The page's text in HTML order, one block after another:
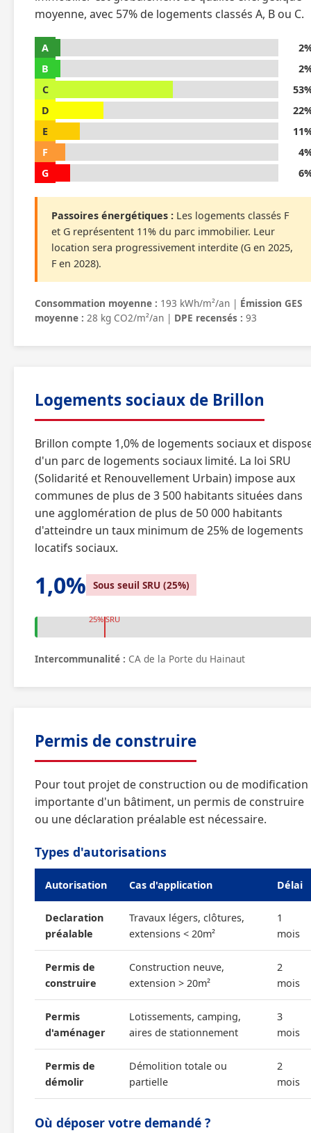
moyenne, avec 57% de logements classés A, B ou C.
A
B
C
D
E
F
G
Passoires énergétiques : Les logements classés F
et G représentent 11% du parc immobilier. Leur
location sera progressivement interdite (G en 2025,
F en 2028).
Consommation moyenne : 193 kWh/m²/an | Émission GES
moyenne : 28 kg CO2/m²/an | DPE recensés : 93
Logements sociaux de Brillon
Brillon compte 1,0% de logements sociaux et
d'un parc de logements sociaux limité. La loi SRU
(Solidarité et Renouvellement Urbain) impose aux
communes de plus de 3 500 habitants situées dans
une agglomération de plus de 50 000 habitants
d'atteindre un taux minimum de 25% de logements
locatifs sociaux.
1,0% Sous seuil SRU (25%)
25% SRU
Intercommunalité : CA de la Porte du Hainaut
Permis de construire
Pour tout projet de construction ou de modification
importante d'un bâtiment, un permis de construire
ou une déclaration préalable est nécessaire.
Types d'autorisations
Autorisation Cas d'application Délai
Declaration
préalable
Travaux légers, clôtures,
extensions < 20m²
1
mois
Permis de
construire
Construction neuve,
extension > 20m²
2
mois
Permis
d'aménager
Lotissements, camping,
aires de stationnement
3
mois
Permis de
démolir
Démolition totale ou
partielle
2
mois
Où déposer votre demandé ?